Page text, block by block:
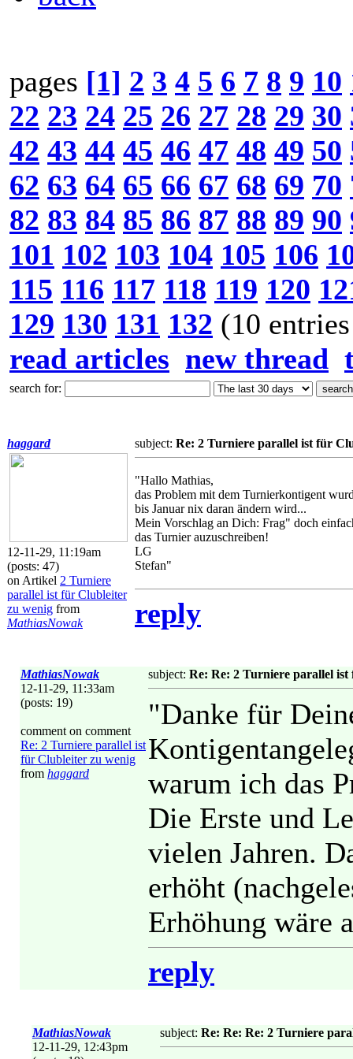
pages [1] 2 3 4 5 6 7 8 9 10
22 23 24 25 26 27 28 29 30
42 43 44 45 46 47 48 49 50
62 63 64 65 66 67 68 69 70
82 83 84 85 86 87 88 89 90
101 102 103 104 105 106
115 116 117 118 119 120
129 130 131 132 (10
read articles new thread
search for:
haggard
12-11-29, 11:19am
(posts: 47)
on Artikel 2 Turniere
parallel ist für Clubleiter
zu wenig from
MathiasNowak
subject: Re: 2 Turniere parallel ist für
"Hallo Mathias,
das Problem mit dem Turnierkontigent
bis Januar nix daran ändern wird...
Mein Vorschlag an Dich: Frag" doch
das Turnier auzuschreiben!
LG
Stefan"
reply
MathiasNowak
12-11-29, 11:33am
(posts: 19)
comment on comment
Re: 2 Turniere parallel ist
für Clubleiter zu wenig
from haggard
subject: Re: Re: 2 Turniere parallel
"Danke für
warum ich das
Die Erste und
vielen Jahren.
erhöht
Erhöhung wäre
reply
MathiasNowak
12-11-29, 12:43pm
subject: Re: Re: Re: 2 Turniere